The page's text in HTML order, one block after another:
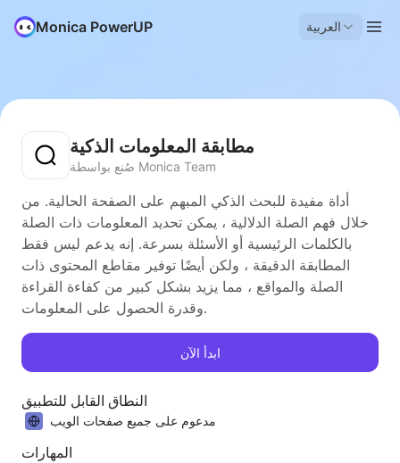
Monica PowerUP العربية
مطابقة المعلومات الذكية
صُنع بواسطة Monica Team
أداة مفيدة للبحث الذكي المبهم على الصفحة الحالية. من
خلال فهم الصلة الدلالية ، يمكن تحديد المعلومات ذات الصلة
بالكلمات الرئيسية أو الأسئلة بسرعة. إنه يدعم ليس فقط
المطابقة الدقيقة ، ولكن أيضًا توفير مقاطع المحتوى ذات
الصلة والمواقع ، مما يزيد بشكل كبير من كفاءة القراءة
وقدرة الحصول على المعلومات.
ابدأ الآن
النطاق القابل للتطبيق
مدعوم على جميع صفحات الويب
المهارات